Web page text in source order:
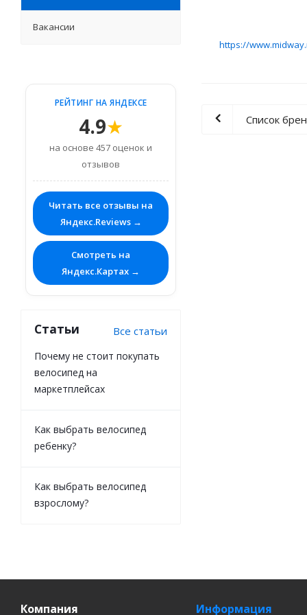
https://
Список
Вакансии
РЕЙТИНГ НА ЯНДЕКСЕ
4.9★
на основе 457 оценок и
отзывов
Читать все отзывы на
Яндекс.Reviews →
Смотреть на
Яндекс.Картах →
Статьи Все статьи
Почему не стоит покупать
велосипед на
маркетплейсах
Как выбрать велосипед
ребенку?
Как выбрать велосипед
взрослому?
Компания Информация